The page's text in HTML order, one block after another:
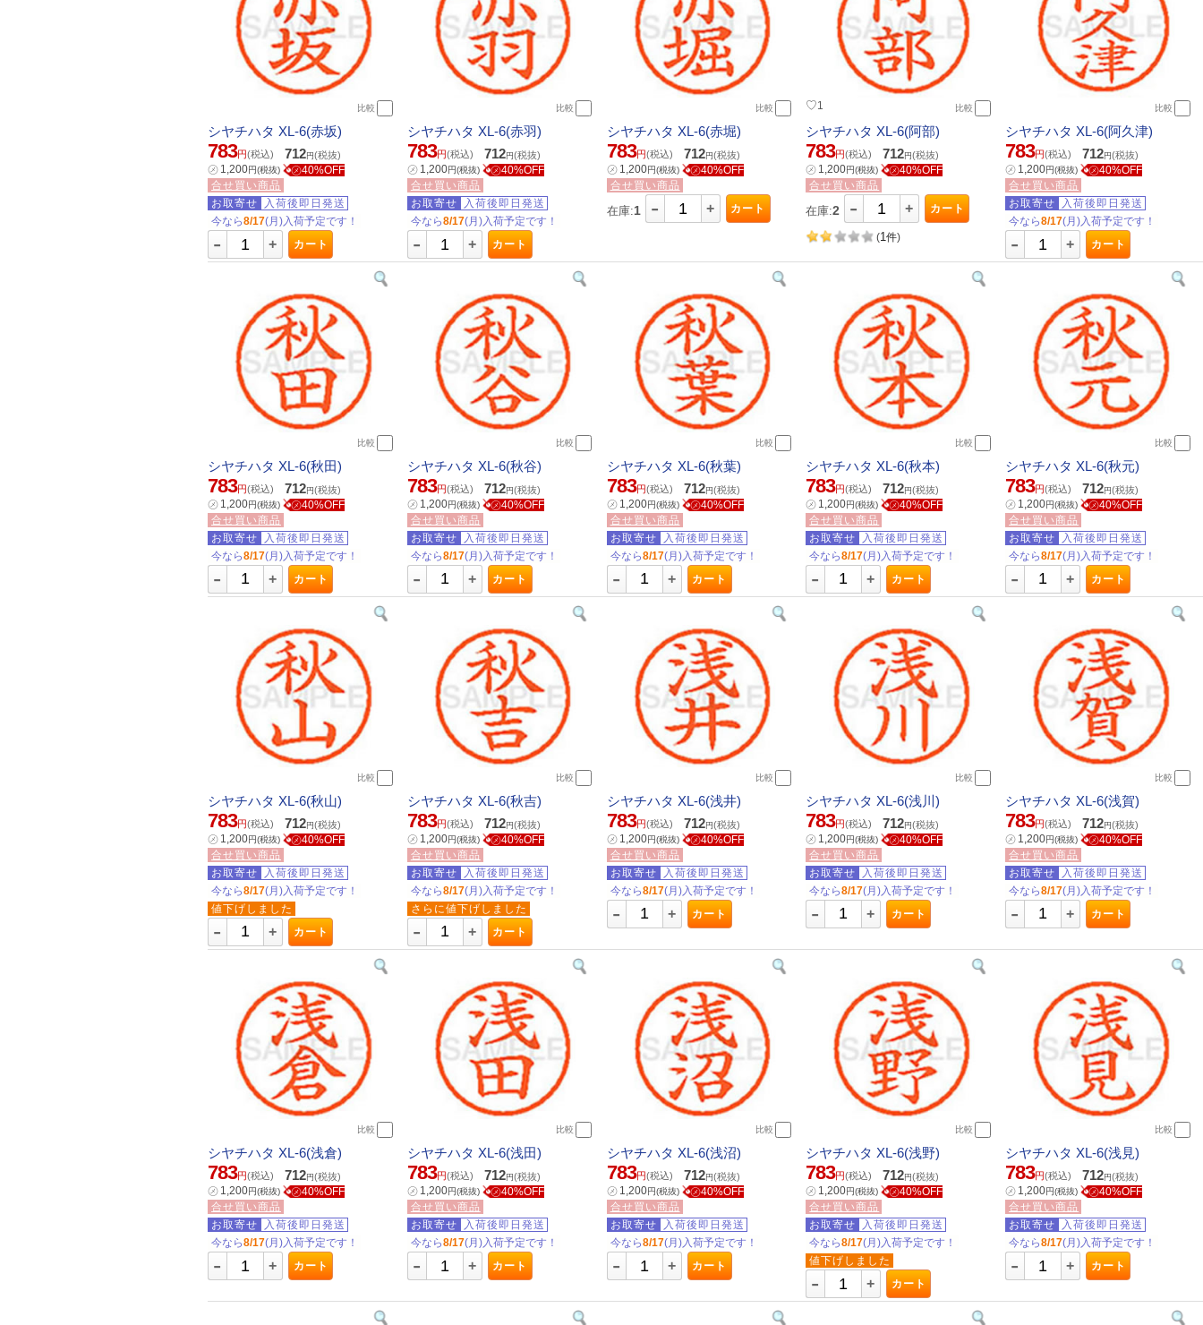
比較
シヤチハタ XL-6(赤坂)
783円(税込) 712円(税抜)
㋱ 1,200円(税抜) ㋱40%OFF
合せ買い商品
お取寄せ
入荷後即日発送
今なら8/17(月)入荷予定です！
- + カート
比較
シヤチハタ XL-6(赤羽)
783円(税込) 712円(税抜)
㋱ 1,200円(税抜) ㋱40%OFF
合せ買い商品
お取寄せ
入荷後即日発送
今なら8/17(月)入荷予定です！
- + カート
比較
シヤチハタ XL-6(赤堀)
783円(税込) 712円(税抜)
㋱ 1,200円(税抜) ㋱40%OFF
合せ買い商品
在庫:1 - + カート
♡1 比較
シヤチハタ XL-6(阿部)
783円(税込) 712円(税抜)
㋱ 1,200円(税抜) ㋱40%OFF
合せ買い商品
在庫:2 - + カート
(1件)
比較
シヤチハタ XL-6(阿久津)
783円(税込) 712円(税抜)
㋱ 1,200円(税抜) ㋱40%OFF
合せ買い商品
お取寄せ
入荷後即日発送
今なら8/17(月)入荷予定です！
- + カート
比較
シヤチハタ XL-6(秋田)
783円(税込) 712円(税抜)
㋱ 1,200円(税抜) ㋱40%OFF
合せ買い商品
お取寄せ
入荷後即日発送
今なら8/17(月)入荷予定です！
- + カート
比較
シヤチハタ XL-6(秋谷)
783円(税込) 712円(税抜)
㋱ 1,200円(税抜) ㋱40%OFF
合せ買い商品
お取寄せ
入荷後即日発送
今なら8/17(月)入荷予定です！
- + カート
比較
シヤチハタ XL-6(秋葉)
783円(税込) 712円(税抜)
㋱ 1,200円(税抜) ㋱40%OFF
合せ買い商品
お取寄せ
入荷後即日発送
今なら8/17(月)入荷予定です！
- + カート
比較
シヤチハタ XL-6(秋本)
783円(税込) 712円(税抜)
㋱ 1,200円(税抜) ㋱40%OFF
合せ買い商品
お取寄せ
入荷後即日発送
今なら8/17(月)入荷予定です！
- + カート
比較
シヤチハタ XL-6(秋元)
783円(税込) 712円(税抜)
㋱ 1,200円(税抜) ㋱40%OFF
合せ買い商品
お取寄せ
入荷後即日発送
今なら8/17(月)入荷予定です！
- + カート
比較
シヤチハタ XL-6(秋山)
783円(税込) 712円(税抜)
㋱ 1,200円(税抜) ㋱40%OFF
合せ買い商品
お取寄せ
入荷後即日発送
今なら8/17(月)入荷予定です！
値下げしました
- + カート
比較
シヤチハタ XL-6(秋吉)
783円(税込) 712円(税抜)
㋱ 1,200円(税抜) ㋱40%OFF
合せ買い商品
お取寄せ
入荷後即日発送
今なら8/17(月)入荷予定です！
さらに値下げしました
- + カート
比較
シヤチハタ XL-6(浅井)
783円(税込) 712円(税抜)
㋱ 1,200円(税抜) ㋱40%OFF
合せ買い商品
お取寄せ
入荷後即日発送
今なら8/17(月)入荷予定です！
- + カート
比較
シヤチハタ XL-6(浅川)
783円(税込) 712円(税抜)
㋱ 1,200円(税抜) ㋱40%OFF
合せ買い商品
お取寄せ
入荷後即日発送
今なら8/17(月)入荷予定です！
- + カート
比較
シヤチハタ XL-6(浅賀)
783円(税込) 712円(税抜)
㋱ 1,200円(税抜) ㋱40%OFF
合せ買い商品
お取寄せ
入荷後即日発送
今なら8/17(月)入荷予定です！
- + カート
比較
シヤチハタ XL-6(浅倉)
783円(税込) 712円(税抜)
㋱ 1,200円(税抜) ㋱40%OFF
合せ買い商品
お取寄せ
入荷後即日発送
今なら8/17(月)入荷予定です！
- + カート
比較
シヤチハタ XL-6(浅田)
783円(税込) 712円(税抜)
㋱ 1,200円(税抜) ㋱40%OFF
合せ買い商品
お取寄せ
入荷後即日発送
今なら8/17(月)入荷予定です！
- + カート
比較
シヤチハタ XL-6(浅沼)
783円(税込) 712円(税抜)
㋱ 1,200円(税抜) ㋱40%OFF
合せ買い商品
お取寄せ
入荷後即日発送
今なら8/17(月)入荷予定です！
- + カート
比較
シヤチハタ XL-6(浅野)
783円(税込) 712円(税抜)
㋱ 1,200円(税抜) ㋱40%OFF
合せ買い商品
お取寄せ
入荷後即日発送
今なら8/17(月)入荷予定です！
値下げしました
- + カート
比較
シヤチハタ XL-6(浅見)
783円(税込) 712円(税抜)
㋱ 1,200円(税抜) ㋱40%OFF
合せ買い商品
お取寄せ
入荷後即日発送
今なら8/17(月)入荷予定です！
- + カート